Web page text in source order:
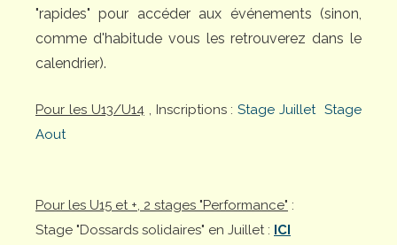
"rapides" pour accéder aux événements (sinon,
comme d'habitude vous les retrouverez dans le
calendrier).
Pour les U13/U14, Inscriptions :Stage Juillet Stage
Aout
Pour les U15 et +, 2 stages "Performance" :
Stage "Dossards solidaires" en Juillet : ICI